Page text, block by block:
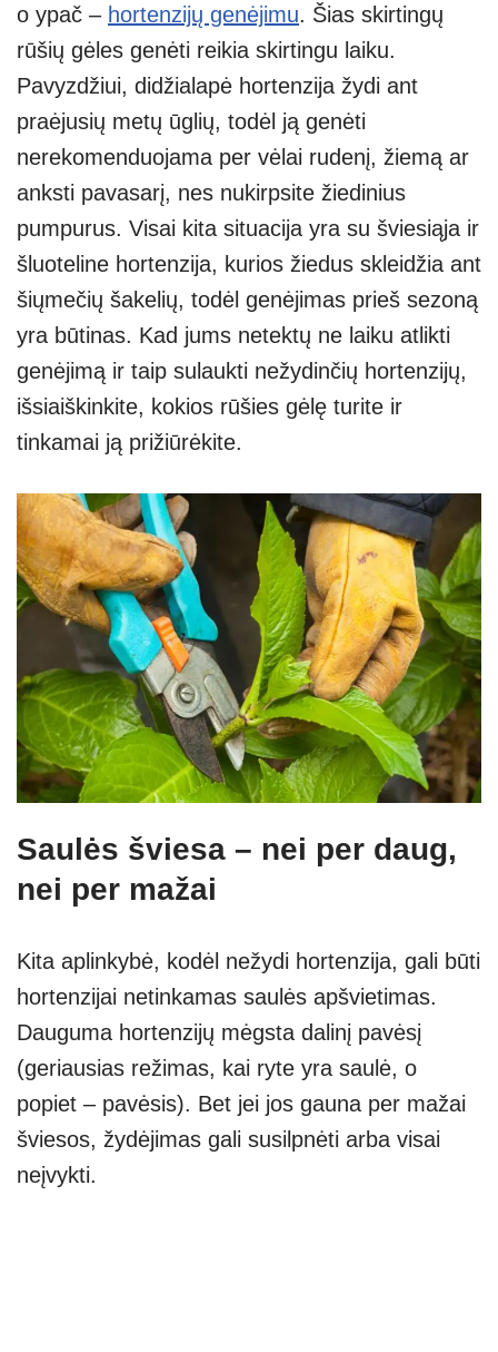
o ypač – hortenzijų genėjimu. Šias skirtingų
rūšių gėles genėti reikia skirtingu laiku.
Pavyzdžiui, didžialapė hortenzija žydi ant
praėjusių metų ūglių, todėl ją genėti
nerekomenduojama per vėlai rudenį, žiemą ar
anksti pavasarį, nes nukirpsite žiedinius
pumpurus. Visai kita situacija yra su šviesiąja ir
šluoteline hortenzija, kurios žiedus skleidžia ant
šiųmečių šakelių, todėl genėjimas prieš sezoną
yra būtinas. Kad jums netektų ne laiku atlikti
genėjimą ir taip sulaukti nežydinčių hortenzijų,
išsiaiškinkite, kokios rūšies gėlę turite ir
tinkamai ją prižiūrėkite.
Saulės šviesa – nei per daug,
nei per mažai
Kita aplinkybė, kodėl nežydi hortenzija, gali būti
hortenzijai netinkamas saulės apšvietimas.
Dauguma hortenzijų mėgsta dalinį pavėsį
(geriausias režimas, kai ryte yra saulė, o
popiet – pavėsis). Bet jei jos gauna per mažai
šviesos, žydėjimas gali susilpnėti arba visai
neįvykti.